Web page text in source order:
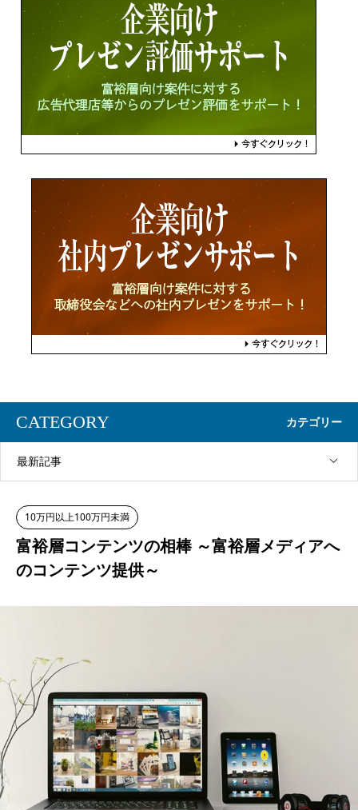
CATEGORY カテゴリー
最新記事
10万円以上100万円未満
富裕層コンテンツの相棒 ～富裕層メディアへ
のコンテンツ提供～